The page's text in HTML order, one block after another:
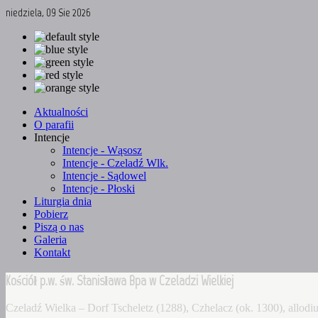
niedziela, 09 Sie 2026
Aktualności
O parafii
Intencje
Intencje - Wąsosz
Intencje - Czeladź Wlk.
Intencje - Sądowel
Intencje - Płoski
Liturgia dnia
Pobierz
Piszą o nas
Galeria
Kontakt
Kościół p.w. św. Stanisława Bpa w Czeladzi Wielkiej
Czeladź Wielka – Dorf Tscheletz (1288), Czhelacz (ok. 1300),